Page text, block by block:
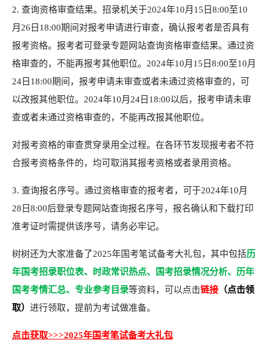
2. 查询资格审查结果。招录机关于2024年10月15日8:00至10
月26日18:00期间对报考申请进行审查，确认报考者是否具有
报考资格。报考者可登录专题网站查询资格审查结果。通过资
格审查的，不能再报考其他职位。2024年10月15日8:00至10月
24日18:00期间，报考申请未审查或者未通过资格审查的，可
以改报其他职位。2024年10月24日18:00以后，报考申请未审
查或者未通过资格审查的，不能再改报其他职位。
对报考资格的审查贯穿录用全过程。在各环节发现报考者不符
合报考资格条件的，均可取消其报考资格或者录用资格。
3. 查询报名序号。通过资格审查的报考者，可于2024年10月
28日8:00后登录专题网站查询报名序号，报名确认和下载打印
准考证时需提供该序号，请务必牢记。
树树还为大家准备了2025年国考笔试备考大礼包，其中包括历
年国考招录职位表、 时政常识热点、国考招录情况分析、历年
国考考情汇总、专业参考目录等资料，可以点击链接 （点击领
取） 进行领取，提前为考试做准备。
点击获取>>>2025年国考笔试备考大礼包